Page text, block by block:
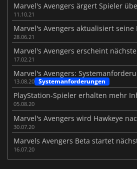
11.10.21
28.06.21
17.02.21
13.08.20 Systemanforderungen
05.08.20
30.07.20
Marvels Avengers Beta startet
16.07.20